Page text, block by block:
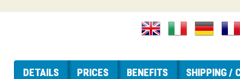
DETAILS PRICES BENEFITS SHIPPING /